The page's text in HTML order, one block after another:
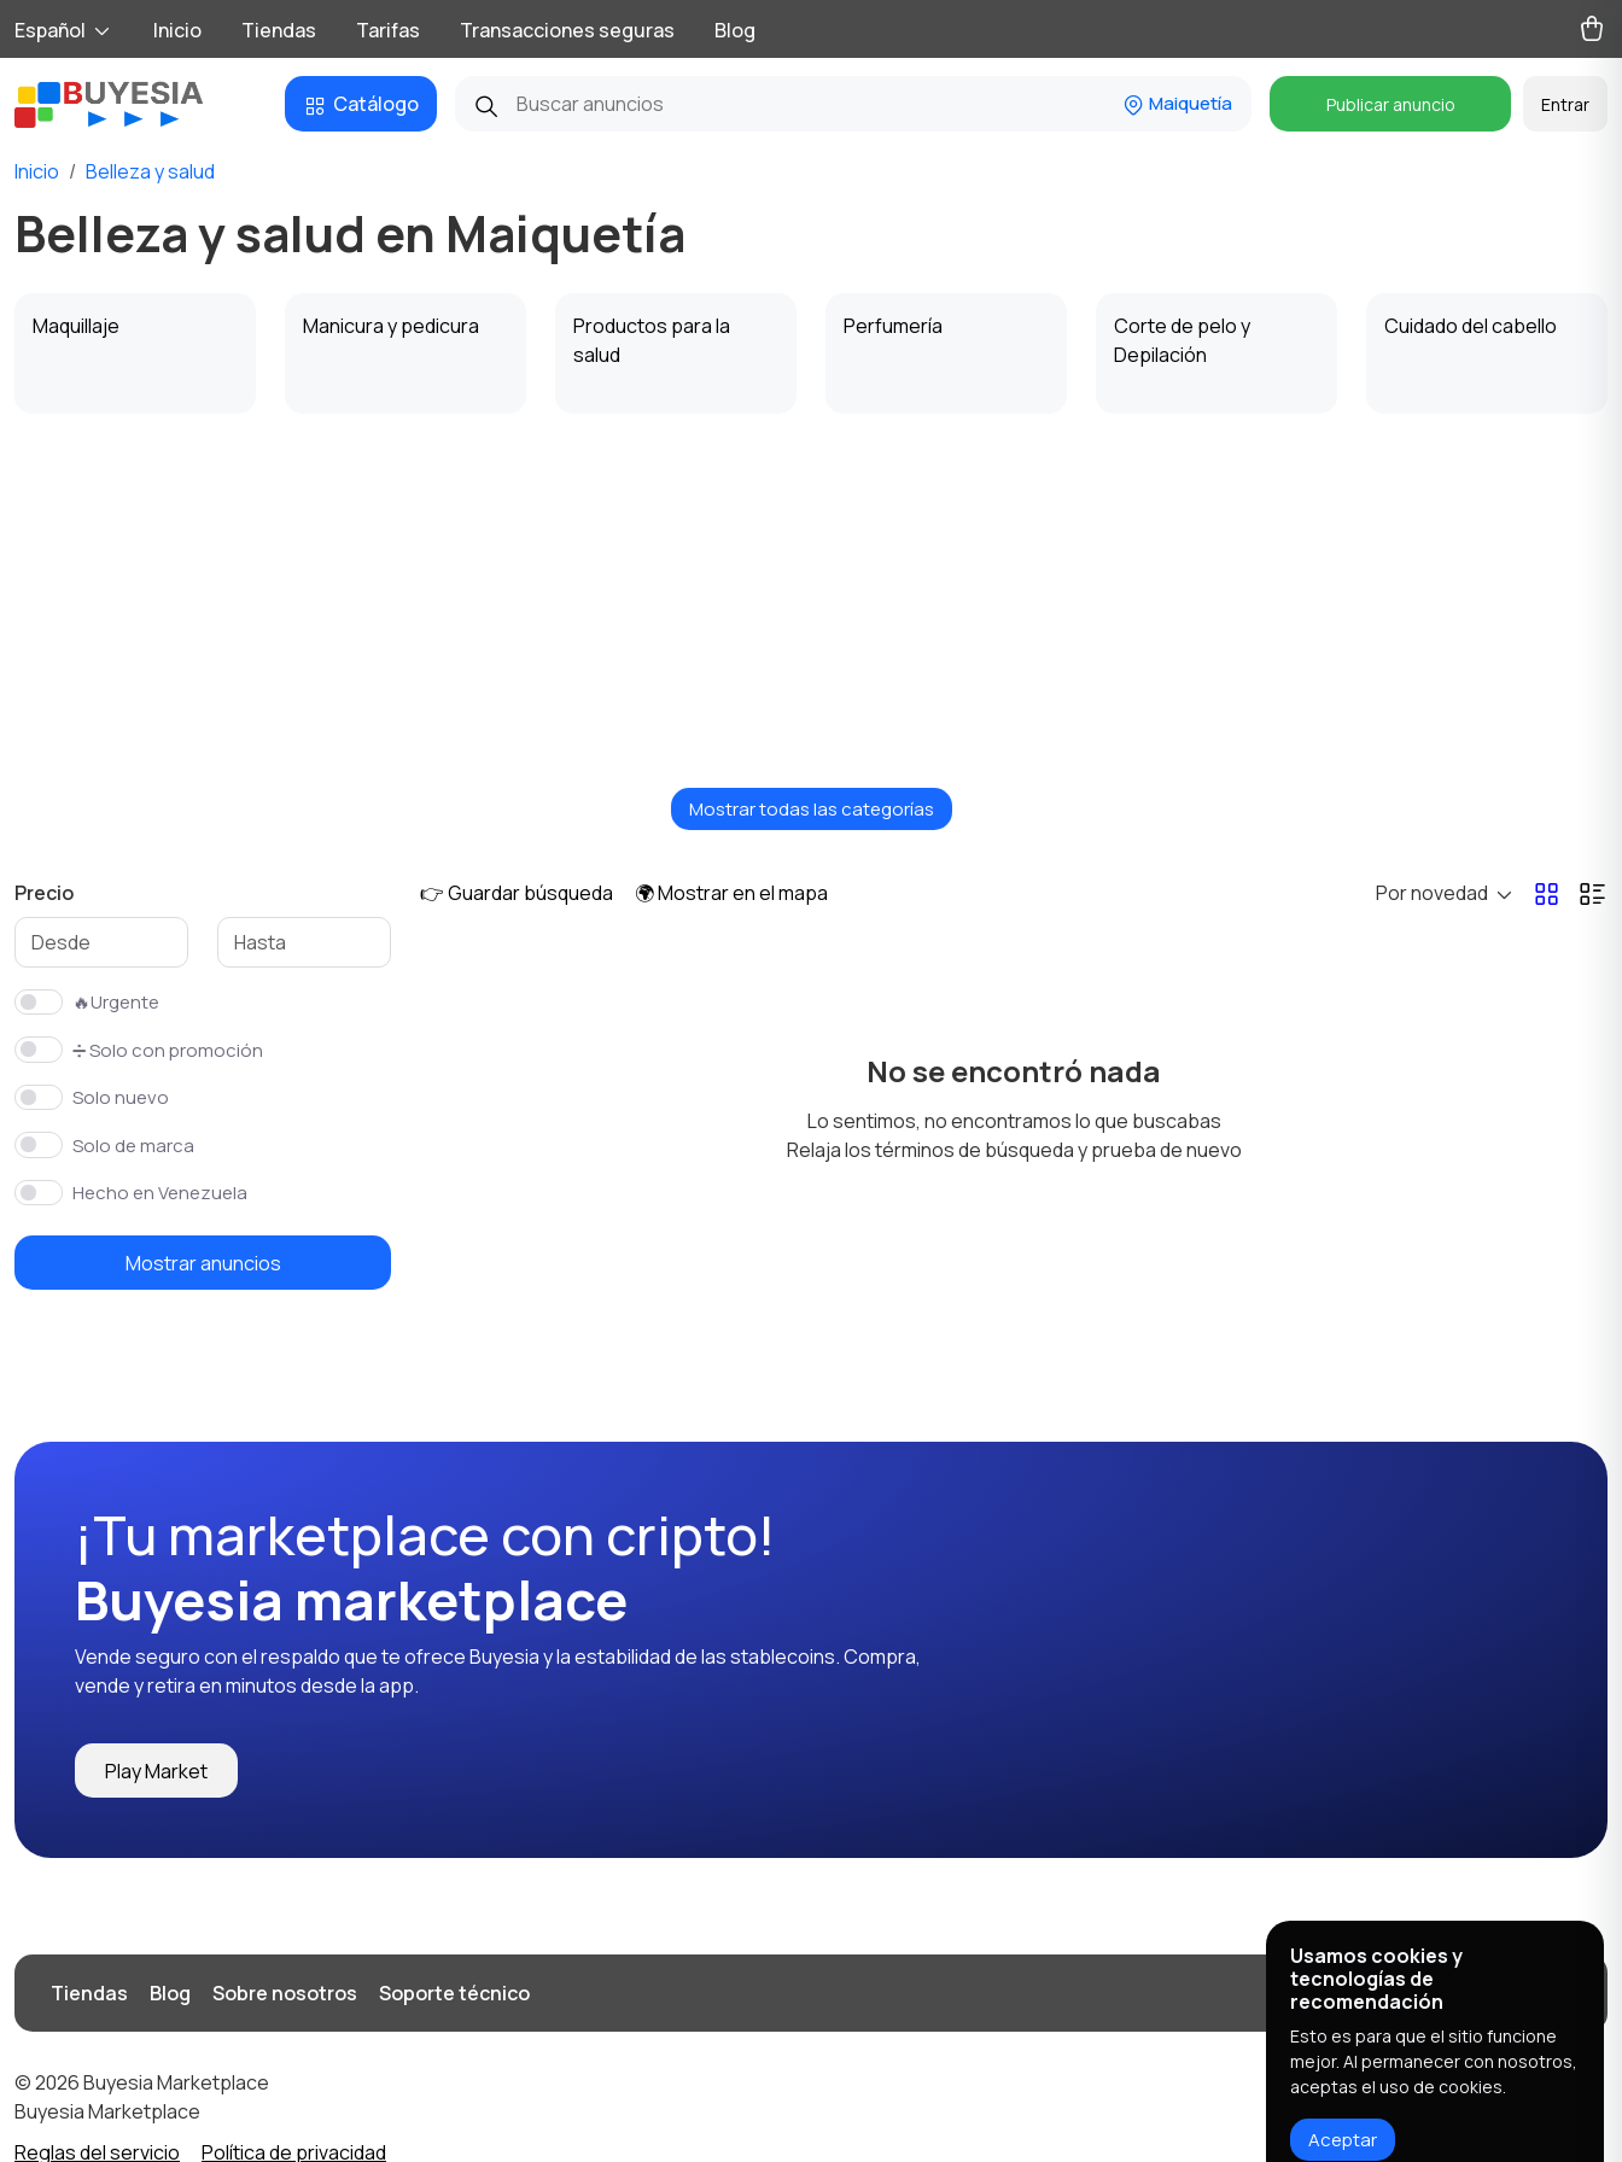
Español Inicio Tiendas Tarifas Transacciones seguras Blog
Catálogo Maiquetía Publicar anuncio Entrar
Inicio Belleza y salud
Belleza y salud en Maiquetía
Maquillaje Manicura y pedicura
Productos para la
salud
Perfumería
Corte de pelo y
Depilación
Cuidado del cabello
Mostrar todas las categorías
Precio
🔥Urgente
➗ Solo con promoción
Solo nuevo
Solo de marca
Hecho en Venezuela
Mostrar anuncios
👉 Guardar búsqueda 🌍 Mostrar en el mapa Por novedad
No se encontró nada
Lo sentimos, no encontramos lo que buscabas
Relaja los términos de búsqueda y prueba de nuevo
¡Tu marketplace con cripto!
Buyesia marketplace
Vende seguro con el respaldo que te ofrece Buyesia y la estabilidad de las stablecoins. Compra,
vende y retira en minutos desde la app.
Play Market
Tiendas Blog Sobre nosotros Soporte técnico
© 2026 Buyesia Marketplace
Buyesia Marketplace
Reglas del servicio
Política de privacidad
Usamos cookies y
tecnologías de
recomendación
Esto es para que el sitio funcione
mejor. Al permanecer con nosotros,
aceptas el uso de cookies.
Aceptar